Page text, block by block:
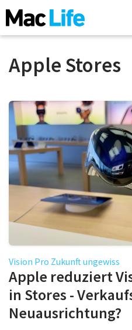
iPhone
Mac
iPad
Tests
Tipps
Über uns
Podcast
Mac Life+
Apple Stores
Vision Pro Zukunft ungewiss
Apple reduziert
in Stores -
Neuausrichtung?